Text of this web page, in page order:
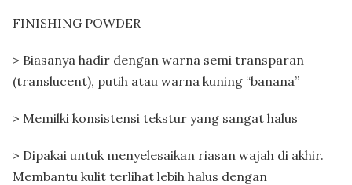
FINISHING POWDER
> Biasanya hadir dengan warna semi transparan
(translucent), putih atau warna kuning “banana”
> Memilki konsistensi tekstur yang sangat halus
> Dipakai untuk menyelesaikan riasan wajah di akhir.
Membantu kulit terlihat lebih halus dengan